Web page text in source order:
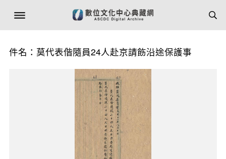
件名：莫代表偕隨員24人赴京請飭沿途保護事